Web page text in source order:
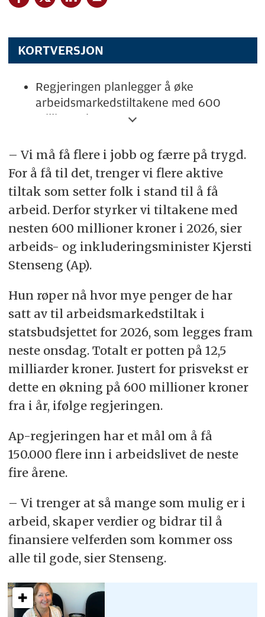
KORTVERSJON
Regjeringen planlegger å øke
arbeidsmarkedstiltakene med 600
millioner kroner i 2026.
på disse tiltakene for å få flere i arbeid.
Arbeids- og inkluderingsminister
Kjersti Stenseng understreker
viktigheten av å få flere unge i jobb.
Flere spesifikke programmer vil bli
styrket for å inkludere unge og
personer med redusert arbeidsevne.
Oppsummeringen er generert av Labrador
AI, og kvalitetssikret av en journalist.
– Vi må få flere i jobb og færre på trygd.
For å få til det, trenger vi flere aktive
tiltak som setter folk i stand til å få
arbeid. Derfor styrker vi tiltakene med
nesten 600 millioner kroner i 2026, sier
arbeids- og inkluderingsminister Kjersti
Stenseng (Ap).
Hun røper nå hvor mye penger de har
satt av til arbeidsmarkedstiltak i
statsbudsjettet for 2026, som legges fram
neste onsdag. Totalt er potten på 12,5
milliarder kroner. Justert for prisvekst er
dette en økning på 600 millioner kroner
fra i år, ifølge regjeringen.
Ap-regjeringen har et mål om å få
150.000 flere inn i arbeidslivet de neste
fire årene.
– Vi trenger at så mange som mulig er i
arbeid, skaper verdier og bidrar til å
finansiere velferden som kommer oss
alle til gode, sier Stenseng.